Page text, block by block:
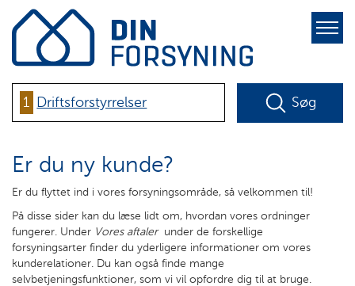
pure-
toggle-
1 Driftsforstyrrelser Søg
Er du ny kunde?
Er du flyttet ind i vores forsyningsområde, så velkommen til!
På disse sider kan du læse lidt om, hvordan vores ordninger
fungerer. Under Vores aftaler under de forskellige
forsyningsarter finder du yderligere informationer om vores
kunderelationer. Du kan også finde mange
selvbetjeningsfunktioner, som vi vil opfordre dig til at bruge.